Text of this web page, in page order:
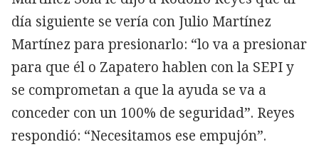
día siguiente se vería con Julio Martínez
Martínez para presionarlo: “lo va a presionar
para que él o Zapatero hablen con la SEPI y
se comprometan a que la ayuda se va a
conceder con un 100% de seguridad”. Reyes
respondió: “Necesitamos ese empujón”.